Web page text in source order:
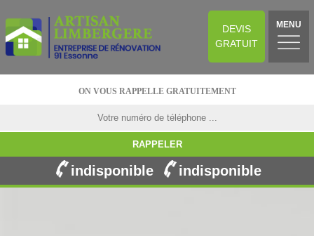
DEVIS
GRATUIT
MENU
ON VOUS RAPPELLE GRATUITEMENT
indisponible indisponible